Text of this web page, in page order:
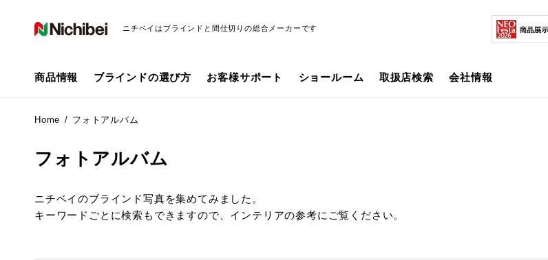
ニチベイはブラインドと間仕切りの総合メーカーです
商品情報 ブラインドの選び方 お客様サポート ショールーム 取扱店検索 会社情報
Home フォトアルバム
フォトアルバム
ニチベイのブラインド写真を集めてみました。
キーワードごとに検索もできますので、インテリアの参考にご覧ください。